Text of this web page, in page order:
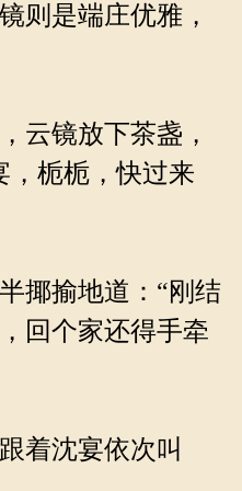
则是端庄优雅，
云镜放下茶盏，
，栀栀，快过来
揶揄地道：“刚结
回个家还得手牵
着沈宴依次叫